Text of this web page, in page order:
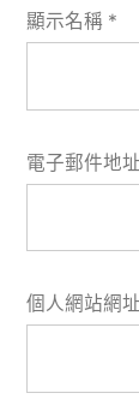
顯示名稱 *
電子郵件地址
個人網站網址